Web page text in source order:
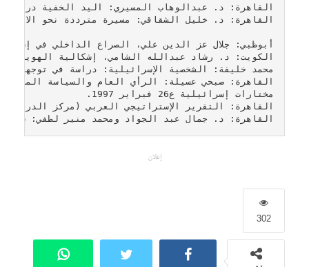
القاهرة: د. جمال عبد الجواد ومحمد منير لطفي: سوريا
إعلان
302